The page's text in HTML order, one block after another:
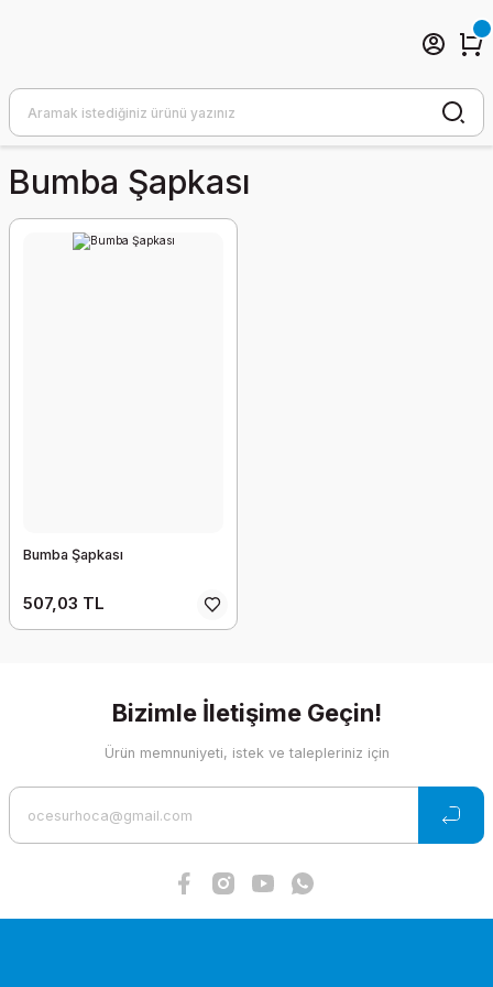
Bumba Şapkası
Bumba Şapkası
507,03 TL
Bizimle İletişime Geçin!
Ürün memnuniyeti, istek ve talepleriniz için